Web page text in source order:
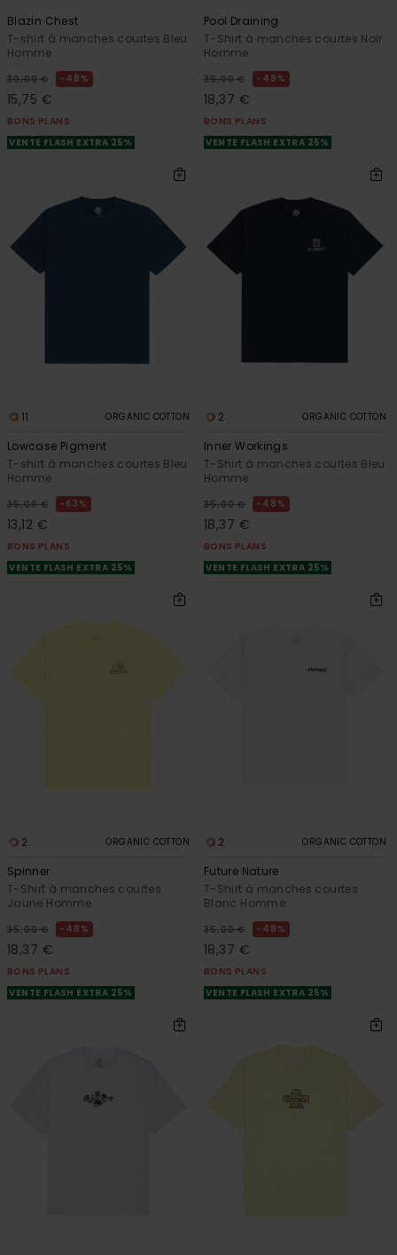
Blazin Chest
T-shirt à manches courtes Bleu
Homme
30,00 € 48%
15,75 €
BONS PLANS
VENTE FLASH EXTRA 25%
Pool Draining
T-Shirt à manches courtes Noir
Homme
35,00 € 48%
18,37 €
BONS PLANS
VENTE FLASH EXTRA 25%
11 ORGANIC COTTON
Lowcase Pigment
T-shirt à manches courtes Bleu
Homme
35,00 € 63%
13,12 €
BONS PLANS
VENTE FLASH EXTRA 25%
2 ORGANIC COTTON
Inner Workings
T-Shirt à manches courtes Bleu
Homme
35,00 € 48%
18,37 €
BONS PLANS
VENTE FLASH EXTRA 25%
2 ORGANIC COTTON
Spinner
T-Shirt à manches courtes
Jaune Homme
35,00 € 48%
18,37 €
BONS PLANS
VENTE FLASH EXTRA 25%
2 ORGANIC COTTON
Future Nature
T-Shirt à manches courtes
Blanc Homme
35,00 € 48%
18,37 €
BONS PLANS
VENTE FLASH EXTRA 25%